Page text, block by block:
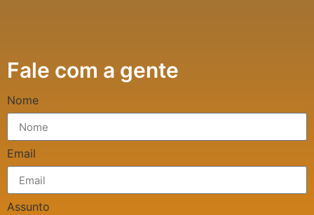
Fale com a gente
Nome
Email
Assunto